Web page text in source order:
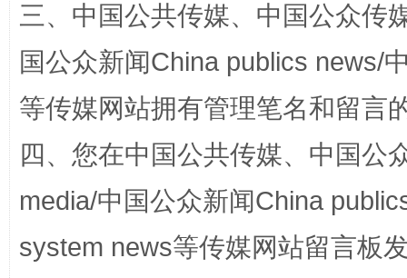
规模最大的光氢储一体化项目
三、中国公共传媒、中国公众传
国公众新闻China publics news/
等传媒网站拥有管理笔名和留言
四、您在中国公共传媒、中国公
media/中国公众新闻China
system news等传媒网站留言板